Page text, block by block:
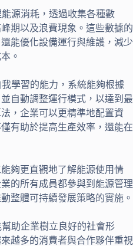
源消耗，透過收集各種數
期以及浪費現象。這些數據的
能優化設備運行與維護，減少
。
學習的能力，系統能夠根據
自動調整運行模式，以達到最
，企業可以更精準地配置資
有助於提高生產效率，還能在
夠更直觀地了解能源使用情
的所有成員都參與到能源管理
整體可持續發展策略的實施。
助企業樹立良好的社會形
越多的消費者與合作夥伴重視